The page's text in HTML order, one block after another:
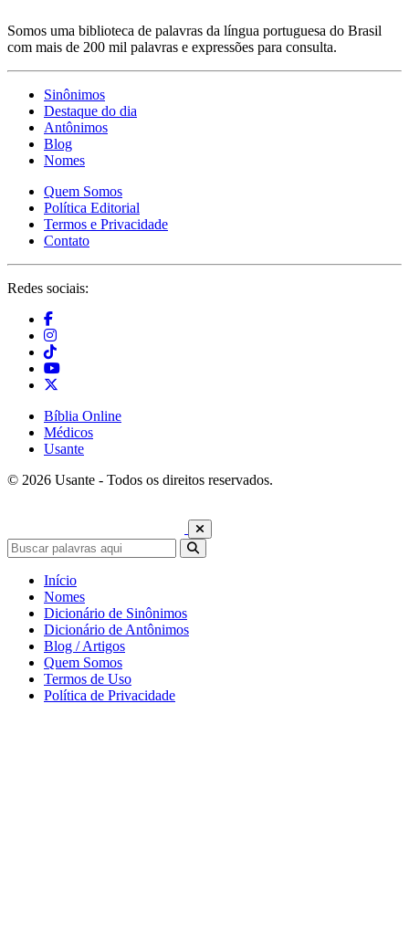
Somos uma biblioteca de palavras da língua portuguesa do Brasil
com mais de 200 mil palavras e expressões para consulta.
Sinônimos
Destaque do dia
Antônimos
Blog
Nomes
Quem Somos
Política Editorial
Termos e Privacidade
Contato
Redes sociais:
Bíblia Online
Médicos
Usante
© 2026 Usante - Todos os direitos reservados.
Início
Nomes
Dicionário de Sinônimos
Dicionário de Antônimos
Blog / Artigos
Quem Somos
Termos de Uso
Política de Privacidade